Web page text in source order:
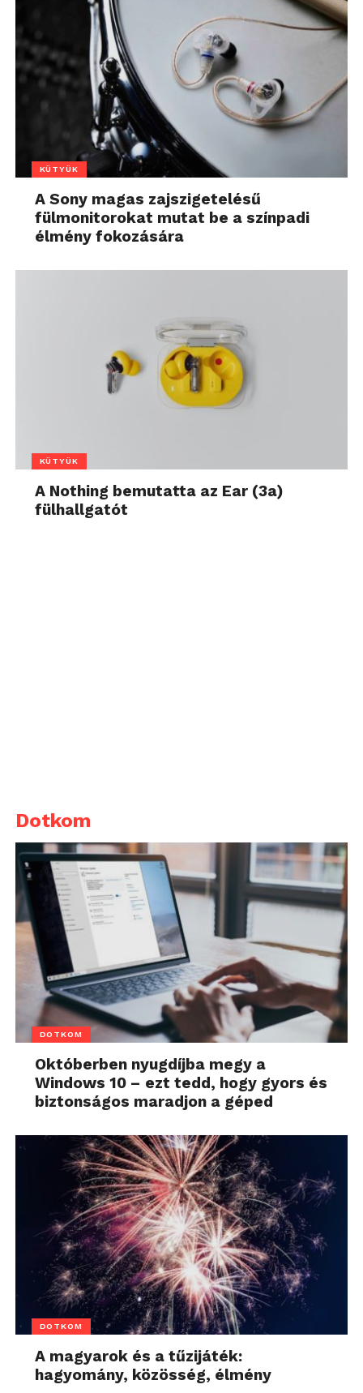
KÜTYÜK
A Sony magas zajszigetelésű
fülmonitorokat mutat be a színpadi
élmény fokozására
KÜTYÜK
A Nothing bemutatta az Ear (3a)
fülhallgatót
Dotkom
DOTKOM
Októberben nyugdíjba megy a
Windows 10 – ezt tedd, hogy gyors és
biztonságos maradjon a géped
DOTKOM
A magyarok és a tűzijáték:
hagyomány, közösség, élmény